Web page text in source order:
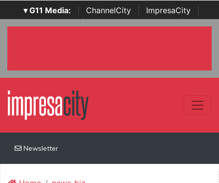
▾ G11 Media: ChannelCity ImpresaCity
SecurityOpenLab | Italian Channel Awards | Italian
Newsletter